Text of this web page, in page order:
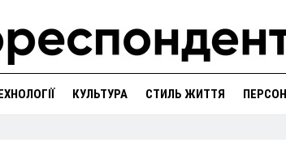
КУЛЬТУРА СТИЛЬ ЖИТТЯ